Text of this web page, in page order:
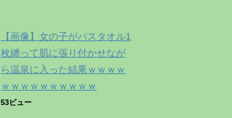
【画像】女の子がバスタオル1
枚纏って肌に張り付かせなが
ら温泉に入った結果ｗｗｗｗ
ｗｗｗｗｗｗｗｗｗｗ
53ビュー